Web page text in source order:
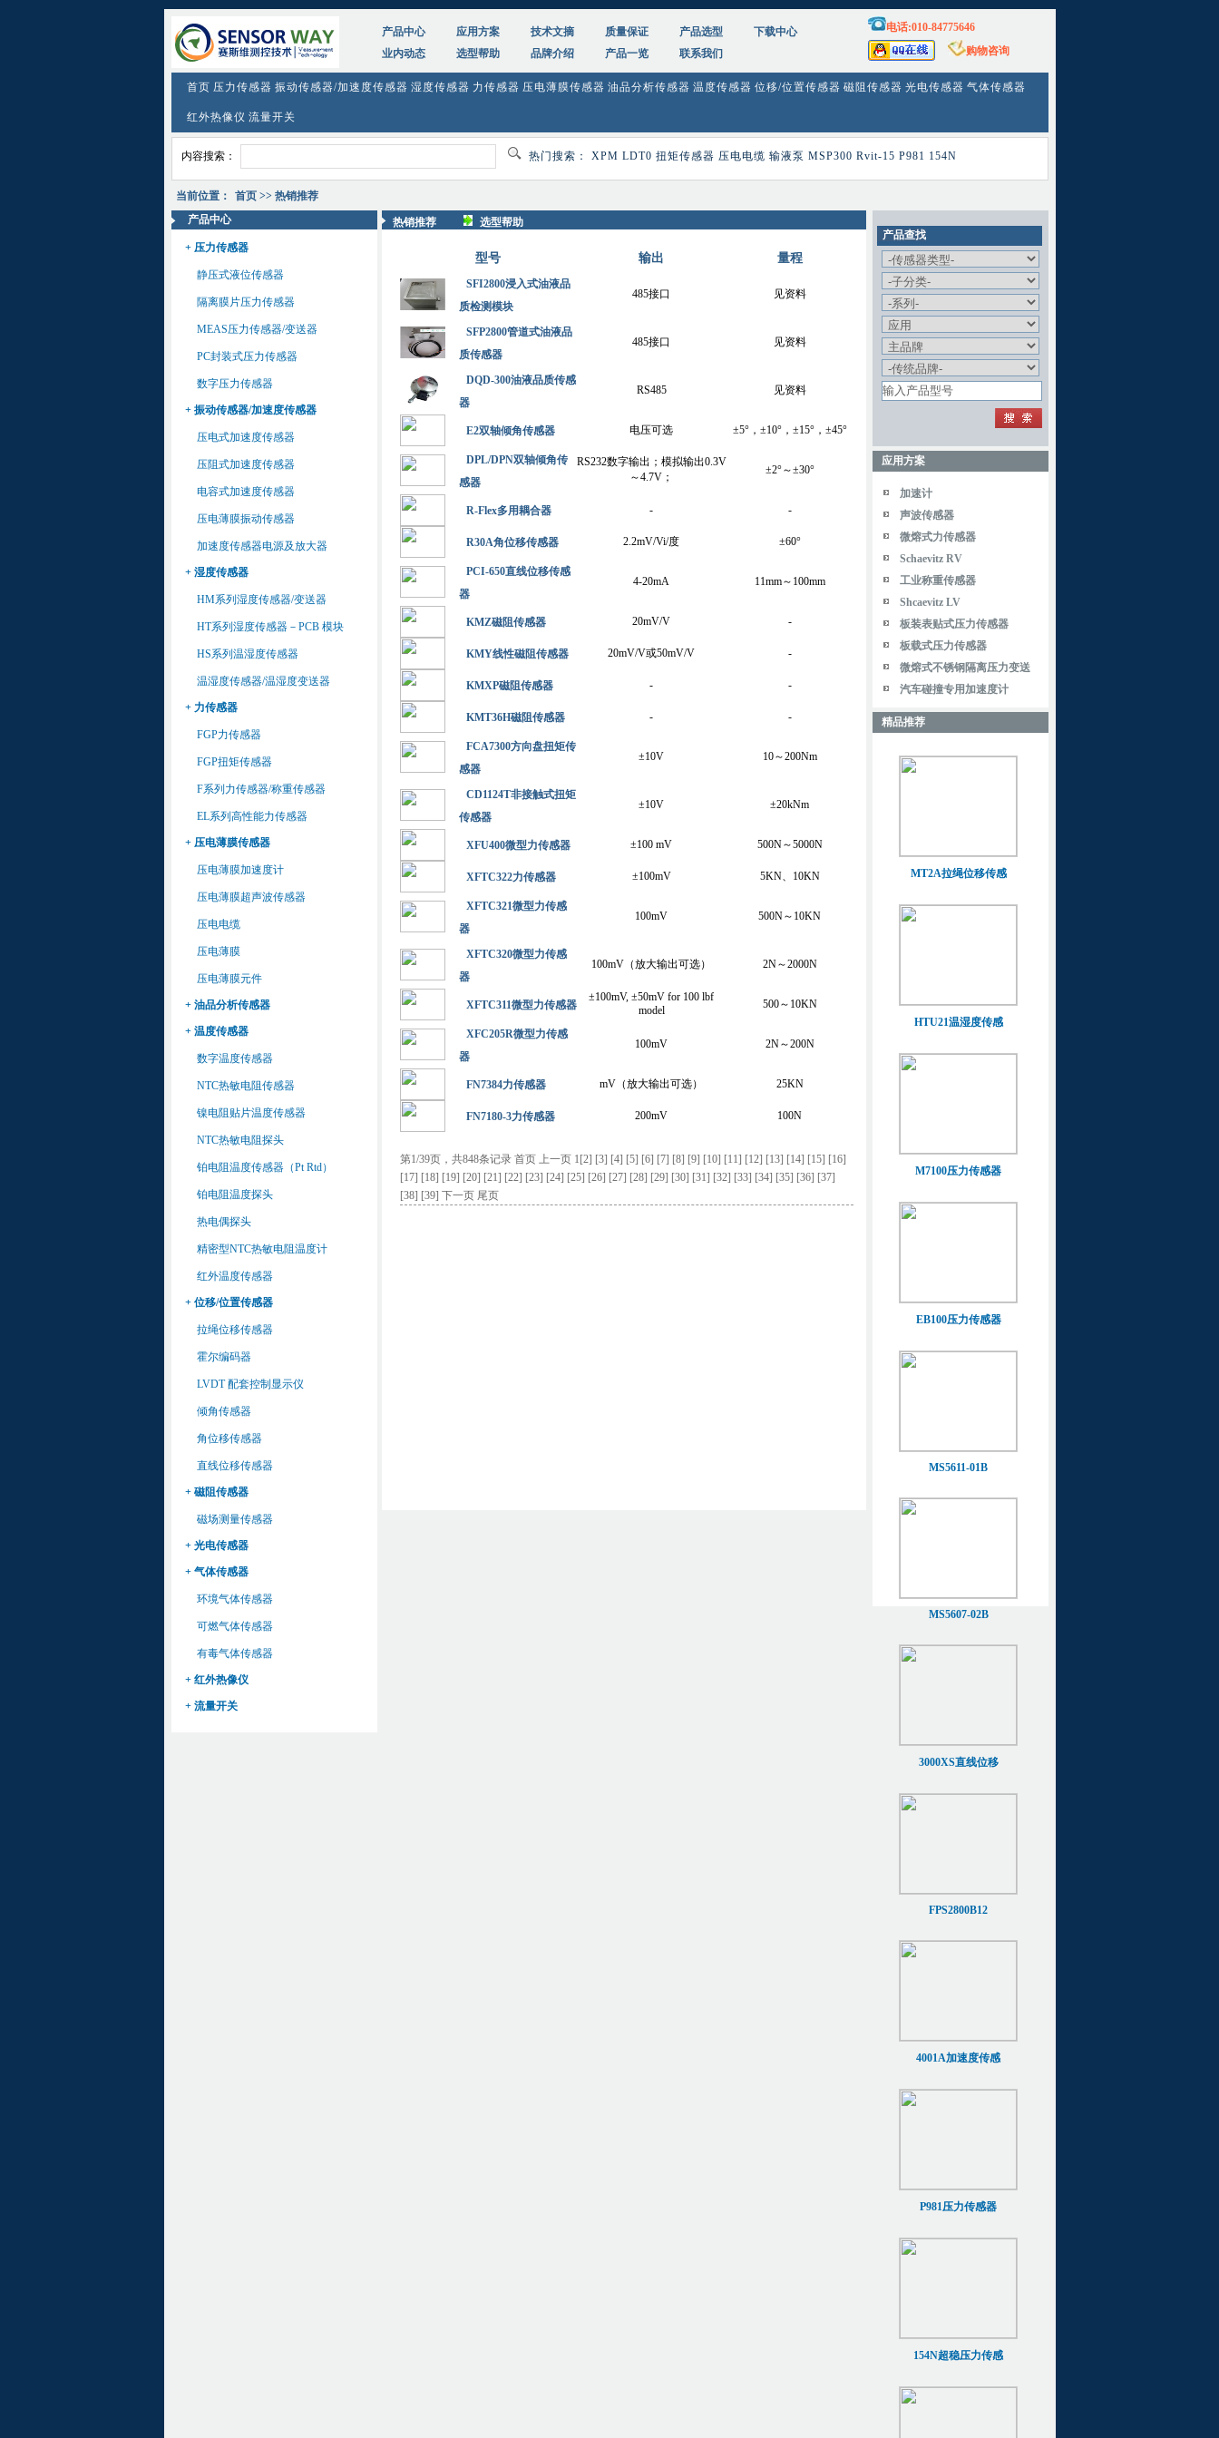
产品中心 应用方案 技术文摘 质量保证 产品选型
下载中心
业内动态
选型帮助 品牌介绍 产品一览 联系我们
电话:010-84775646
购物咨询
首页 压力传感器 振动传感器/加速度传感器 湿度传感器 力传感器 压电薄膜传感器 油品分析传感器 温度传感器 位移/位置传感器 磁阻传感器 光电传感器 气体传感器
红外热像仪 流量开关
内容搜索： 热门搜索： XPM LDT0 扭矩传感器 压电电缆 输液泵 MSP300 Rvit-15 P981 154N
当前位置： 首页>> 热销推荐
产品中心
+ 压力传感器
静压式液位传感器
隔离膜片压力传感器
MEAS压力传感器/变送器
PC封装式压力传感器
数字压力传感器
+ 振动传感器/加速度传感器
压电式加速度传感器
压阻式加速度传感器
电容式加速度传感器
压电薄膜振动传感器
加速度传感器电源及放大器
+ 湿度传感器
HM系列湿度传感器/变送器
HT系列湿度传感器－PCB 模块
HS系列温湿度传感器
温湿度传感器/温湿度变送器
+ 力传感器
FGP力传感器
FGP扭矩传感器
F系列力传感器/称重传感器
EL系列高性能力传感器
+ 压电薄膜传感器
压电薄膜加速度计
压电薄膜超声波传感器
压电电缆
压电薄膜
压电薄膜元件
+ 油品分析传感器
+ 温度传感器
数字温度传感器
NTC热敏电阻传感器
镍电阻贴片温度传感器
NTC热敏电阻探头
铂电阻温度传感器（Pt Rtd）
铂电阻温度探头
热电偶探头
精密型NTC热敏电阻温度计
红外温度传感器
+ 位移/位置传感器
拉绳位移传感器
霍尔编码器
LVDT 配套控制显示仪
倾角传感器
角位移传感器
直线位移传感器
+ 磁阻传感器
磁场测量传感器
+ 光电传感器
+ 气体传感器
环境气体传感器
可燃气体传感器
有毒气体传感器
+ 红外热像仪
+ 流量开关
热销推荐 选型帮助
型号 输出 量程
SFI2800浸入式油液品
质检测模块
485接口 见资料
SFP2800管道式油液品
质传感器
485接口 见资料
DQD-300油液品质传感
器
RS485 见资料
E2双轴倾角传感器 电压可选 ±5°，±10°，±15°，±45°
DPL/DPN双轴倾角传
感器
RS232数字输出；模拟输出0.3V
～4.7V；
±2°～±30°
R-Flex多用耦合器 - -
R30A角位移传感器 2.2mV/Vi/度 ±60°
PCI-650直线位移传感
器
4-20mA 11mm～100mm
KMZ磁阻传感器 20mV/V -
KMY线性磁阻传感器 20mV/V或50mV/V -
KMXP磁阻传感器 - -
KMT36H磁阻传感器 - -
FCA7300方向盘扭矩传
感器
±10V 10～200Nm
CD1124T非接触式扭矩
传感器
±10V ±20kNm
XFU400微型力传感器 ±100 mV 500N～5000N
XFTC322力传感器 ±100mV 5KN、10KN
XFTC321微型力传感
器
100mV 500N～10KN
XFTC320微型力传感
器
100mV（放大输出可选） 2N～2000N
XFTC311微型力传感器
±100mV, ±50mV for 100 lbf
model
500～10KN
XFC205R微型力传感
器
100mV 2N～200N
FN7384力传感器 mV（放大输出可选） 25KN
FN7180-3力传感器 200mV 100N
第1/39页，共848条记录 首页上一页 1 [2] [3] [4] [5] [6] [7] [8] [9] [10] [11] [12] [13] [14] [15] [16]
[17] [18] [19] [20] [21] [22] [23] [24] [25] [26] [27] [28] [29] [30] [31] [32] [33] [34] [35] [36] [37]
[38] [39] 下一页 尾页
产品查找
应用方案
加速计
声波传感器
微熔式力传感器
Schaevitz RV
工业称重传感器
Shcaevitz LV
板装表贴式压力传感器
板载式压力传感器
微熔式不锈钢隔离压力变送
汽车碰撞专用加速度计
精品推荐
MT2A拉绳位移传感
HTU21温湿度传感
M7100压力传感器
EB100压力传感器
MS5611-01B
MS5607-02B
3000XS直线位移
FPS2800B12
4001A加速度传感
P981压力传感器
154N超稳压力传感